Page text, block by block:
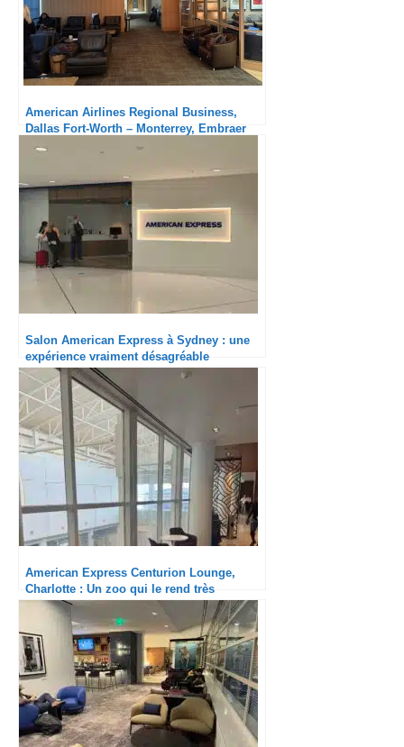
American Airlines Regional Business,
Dallas Fort-Worth – Monterrey, Embraer
175 : Bien
Salon American Express à Sydney : une
expérience vraiment désagréable
American Express Centurion Lounge,
Charlotte : Un zoo qui le rend très
désagréable